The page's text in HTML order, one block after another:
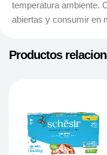
temperatura ambiente.
abiertas y consumir en
Productos